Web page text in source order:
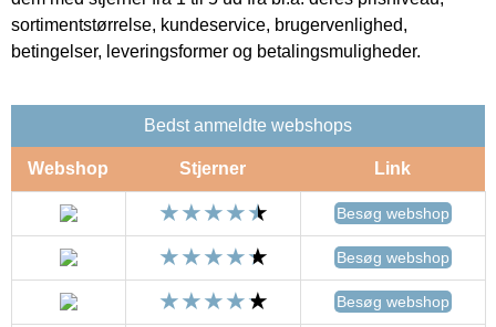
sortimentstørrelse, kundeservice, brugervenlighed,
betingelser, leveringsformer og betalingsmuligheder.
Bedst anmeldte webshops
Webshop Stjerner Link
Besøg webshop
Besøg webshop
Besøg webshop